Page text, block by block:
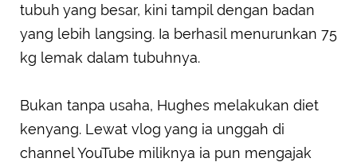
tubuh yang besar, kini tampil dengan badan
yang lebih langsing. Ia berhasil menurunkan 75
kg lemak dalam tubuhnya.
Bukan tanpa usaha, Hughes melakukan diet
kenyang. Lewat vlog yang ia unggah di
channel YouTube miliknya ia pun mengajak